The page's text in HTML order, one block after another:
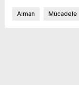
Alman Mücadele